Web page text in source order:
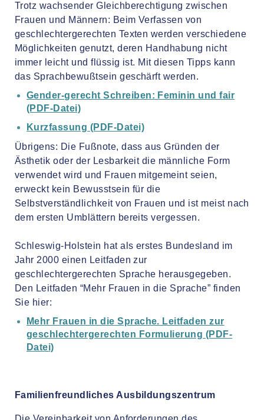
Trotz wachsender Gleichberechtigung zwischen
Frauen und Männern: Beim Verfassen von
geschlechtergerechten Texten werden verschiedene
Möglichkeiten genutzt, deren Handhabung nicht
immer leicht und flüssig ist. Mit diesen Tipps kann
das Sprachbewußtsein geschärft werden.
Gender-gerecht Schreiben: Feminin und fair
(PDF-Datei)
Kurzfassung (PDF-Datei)
Übrigens: Die Fußnote, dass aus Gründen der
Ästhetik oder der Lesbarkeit die männliche Form
verwendet wird und Frauen mitgemeint seien,
erweckt kein Bewusstsein für die
Selbstverständlichkeit von Frauen und ist meist nach
dem ersten Umblättern bereits vergessen.
Schleswig-Holstein hat als erstes Bundesland im
Jahr 2000 einen Leitfaden zur
geschlechtergerechten Sprache herausgegeben.
Den Leitfaden “Mehr Frauen in die Sprache” finden
Sie hier:
Mehr Frauen in die Sprache. Leitfaden zur
geschlechtergerechten Formulierung (PDF-
Datei)
Familienfreundliches Ausbildungszentrum